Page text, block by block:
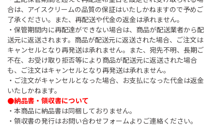
合は、アイスクリームの品質の保証はいたしかねますので予めご
了承ください。また、再配送や代金の返金は承れません。
・保管期間内に再配達ができない場合は、商品が配送業者から配
送元に返送されます。商品が配送元に返送された場合、ご注文は
キャンセルとなり再発送は承れません。また、宛先不明、長期ご
不在、お受け取り拒否等により商品が配送元に返送された場合
も、ご注文はキャンセルとなり再発送は承れません。
・ご注文がキャンセルとなった場合、お支払になった代金は返金
いたしかねます。
●納品書・領収書について
・本商品に納品書は同梱しておりません。
・領収書の発行はお問い合わせフォームよりご連絡ください。